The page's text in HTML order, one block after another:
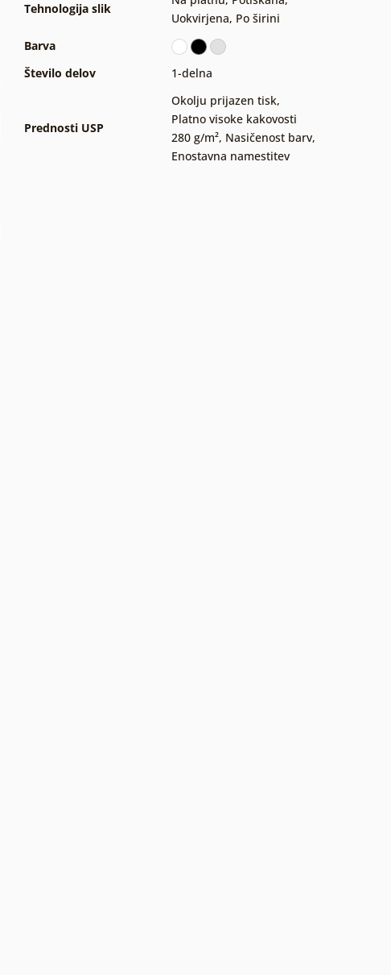
Tehnologija slik
Uokvirjena, Po širini
Barva
Število delov
1-delna
Prednosti USP
Okolju prijazen tisk,
Platno visoke kakovosti
280 g/m², Nasičenost barv,
Enostavna namestitev